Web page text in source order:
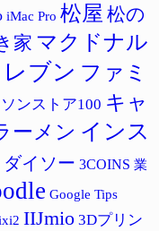
iMac Pro 松屋 松の
家 マクドナル
ブン ファミ
ンストア100 キャ
ーメン インス
ダイソー 3COINS 業
Google Tips
IIJmio 3Dプリン